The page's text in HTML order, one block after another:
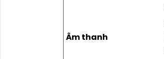
Âm thanh